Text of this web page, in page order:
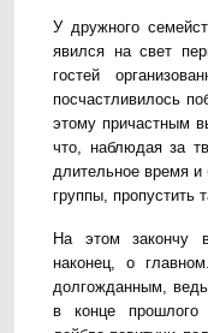
У дружного
явился на свет
гостей
посчастливилось
этому причастным
что, наблюдая за
длительное время и
группы, пропустить
На этом закончу
наконец, о
долгожданным,
в конце прошлого